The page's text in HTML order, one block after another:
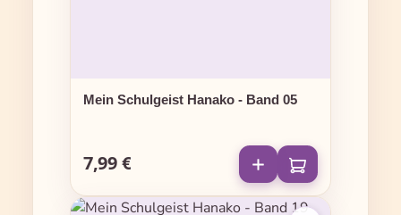
Mein Schulgeist Hanako - Band 05
Regulärer Preis:
7,99 €